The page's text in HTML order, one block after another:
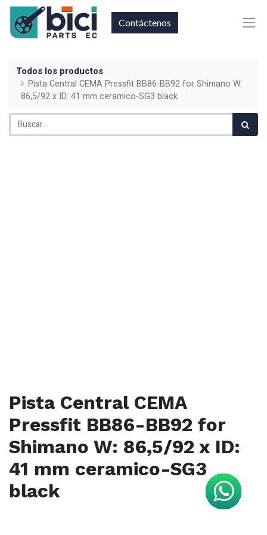
Contáctenos
Todos los productos
Pista Central CEMA Pressfit BB86-BB92 for Shimano W:
86,5/92 x ID: 41 mm ceramico-SG3 black
Pista Central CEMA
Pressfit BB86-BB92 for
Shimano W: 86,5/92 x ID:
41 mm ceramico-SG3
black